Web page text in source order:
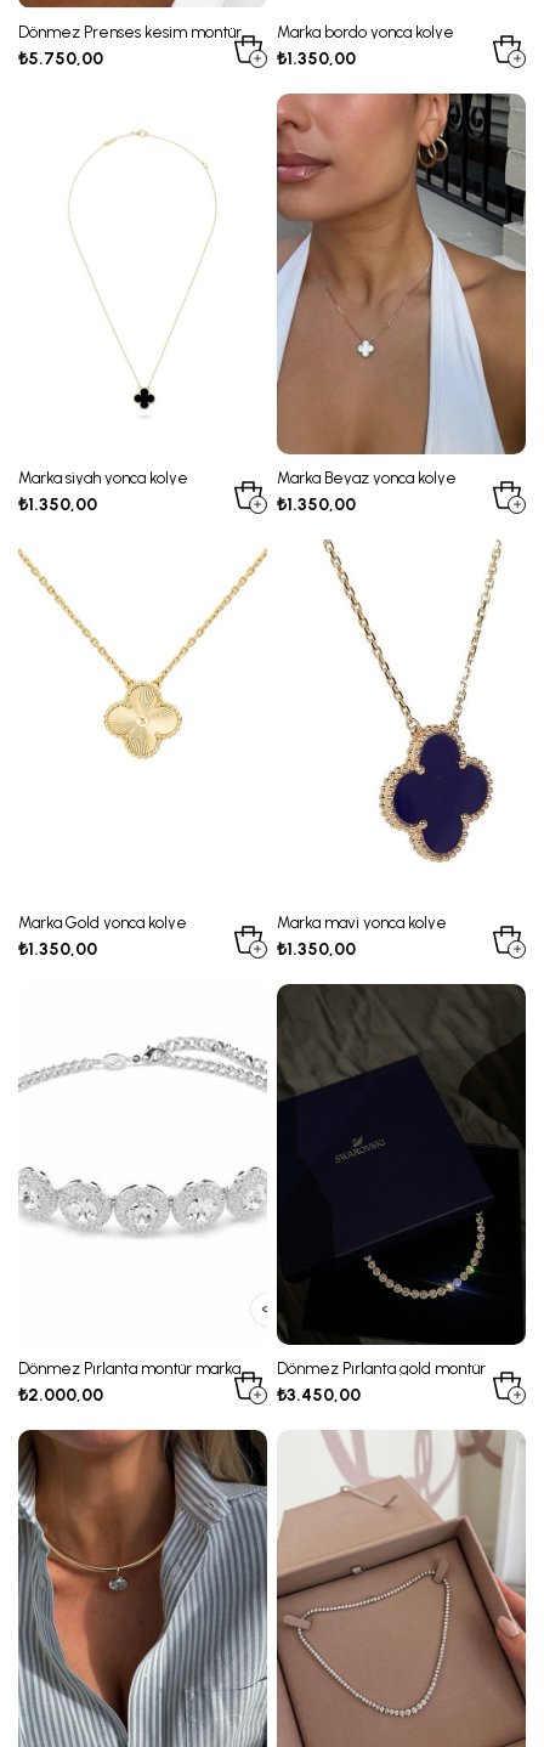
Dönmez Prenses kesim montür
su yolu Kolye
₺5.750,00
Marka bordo yonca kolye
₺1.350,00
Marka siyah yonca kolye
₺1.350,00
Marka Beyaz yonca kolye
₺1.350,00
Marka Gold yonca kolye
₺1.350,00
Marka mavi yonca kolye
₺1.350,00
Dönmez Pırlanta montür marka
su yolu choker
₺2.000,00
Dönmez Pırlanta gold montür
marka su yolu Kolye
₺3.450,00